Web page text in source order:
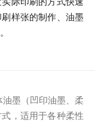
样张的制作、油墨
墨（凹印油墨、柔
，适用于各种柔性